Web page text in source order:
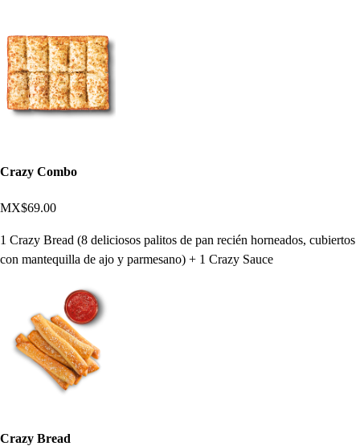
Crazy Combo
MX$69.00
1 Crazy Bread (8 deliciosos palitos de pan recién horneados, cubiertos
con mantequilla de ajo y parmesano) + 1 Crazy Sauce
Crazy Bread